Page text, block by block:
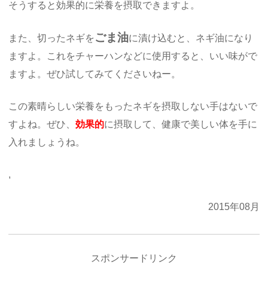
そうすると効果的に栄養を摂取できますよ。
また、切ったネギを ごま油に漬け込むと、ネギ油になり
ますよ。これをチャーハンなどに使用すると、いい味がで
ますよ。ぜひ試してみてくださいねー。
この素晴らしい栄養をもったネギを摂取しない手はないで
すよね。ぜひ、効果的に摂取して、健康で美しい体を手に
入れましょうね。
,
2015年08月
スポンサードリンク